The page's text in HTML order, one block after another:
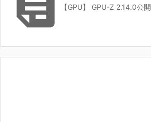
【GPU】 GPU-Z 2.14.0公開